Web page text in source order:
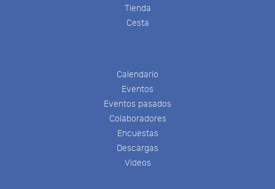
Tienda
Cesta
Calendario
Eventos
Eventos pasados
Colaboradores
Encuestas
Descargas
Videos